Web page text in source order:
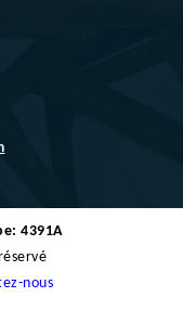
4391A
nous